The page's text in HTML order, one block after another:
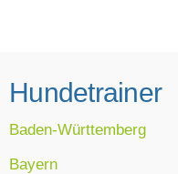
Hundetrainer
Baden-Württemberg
Bayern